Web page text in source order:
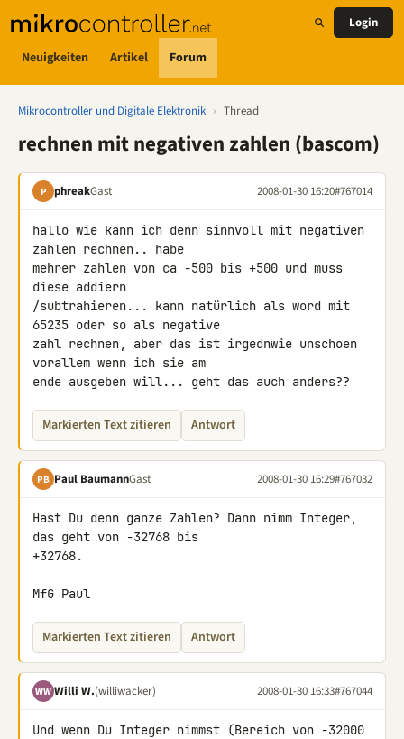
Neuigkeiten Artikel Forum
Login
Mikrocontroller und Digitale Elektronik › Thread
rechnen mit negativen zahlen (bascom)
P phreakGast 2008-01-30 16:20#767014
hallo wie kann ich denn sinnvoll mit negativen
zahlen rechnen.. habe
mehrer zahlen von ca -500 bis +500 und muss
diese addiern
/subtrahieren... kann natürlich als word mit
65235 oder so als negative
zahl rechnen, aber das ist irgednwie unschoen
vorallem wenn ich sie am
ende ausgeben will... geht das auch anders??
Markierten Text zitieren Antwort
PB Paul BaumannGast 2008-01-30 16:29#767032
Hast Du denn ganze Zahlen? Dann nimm Integer,
das geht von -32768 bis
+32768.
MfG Paul
Markierten Text zitieren Antwort
WW Willi W.(williwacker) 2008-01-30 16:33#767044
Und wenn Du Integer nimmst (Bereich von -32000